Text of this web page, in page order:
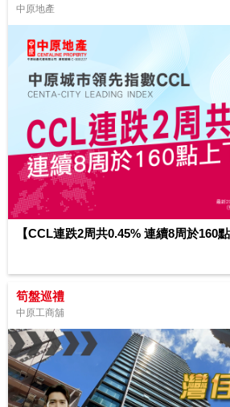
中原地產
【CCL連跌2周共0.45% 連續8周於160
筍盤巡禮
中原工商舖